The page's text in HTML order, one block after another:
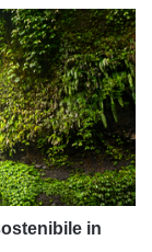
in